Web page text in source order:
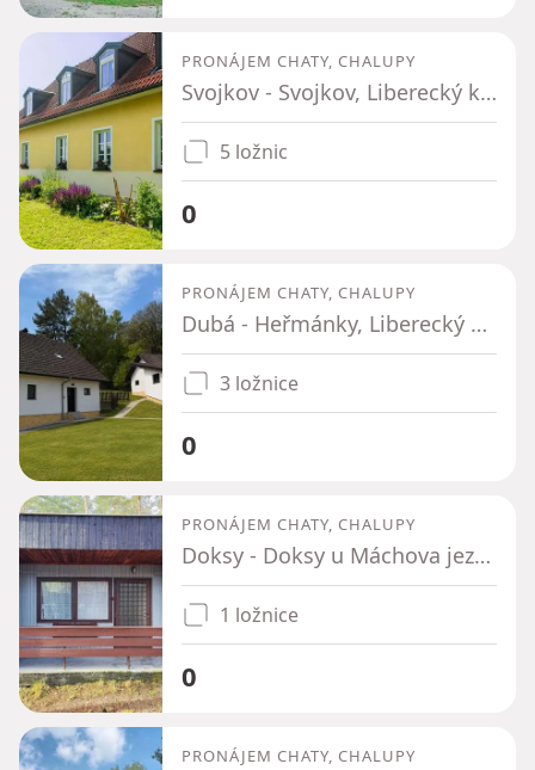
PRONÁJEM CHATY, CHALUPY
Svojkov - Svojkov, Liberecký kraj
5 ložnic
0
PRONÁJEM CHATY, CHALUPY
Dubá - Heřmánky, Liberecký kraj
3 ložnice
0
PRONÁJEM CHATY, CHALUPY
Doksy - Doksy u Máchova jezera, Liberecký kraj
1 ložnice
0
PRONÁJEM CHATY, CHALUPY